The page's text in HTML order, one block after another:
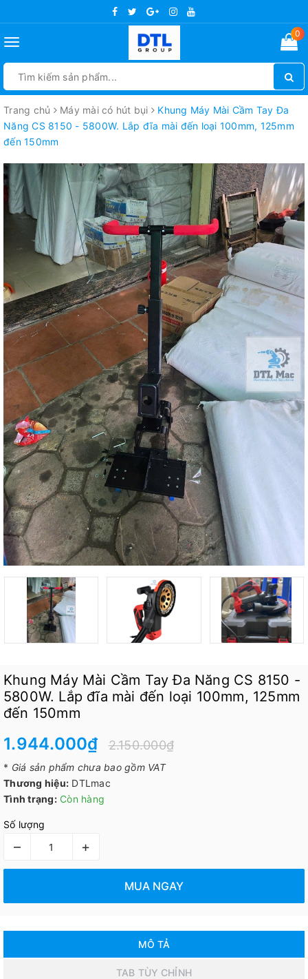
Toggle
0
Trang chủ Máy mài có hút bụi
Khung Máy Mài Cầm Tay Đa
Năng CS 8150 - 5800W. Lắp đĩa mài đến loại 100mm, 125mm
đến 150mm
Khung Máy Mài Cầm Tay Đa Năng CS 8150 -
5800W. Lắp đĩa mài đến loại 100mm, 125mm
đến 150mm
1.944.000₫ 2.150.000₫
* Giá sản phẩm chưa bao gồm VAT
Thương hiệu: DTLmac
Tình trạng: Còn hàng
Số lượng
– +
MUA NGAY
MÔ TẢ
TAB TÙY CHỈNH